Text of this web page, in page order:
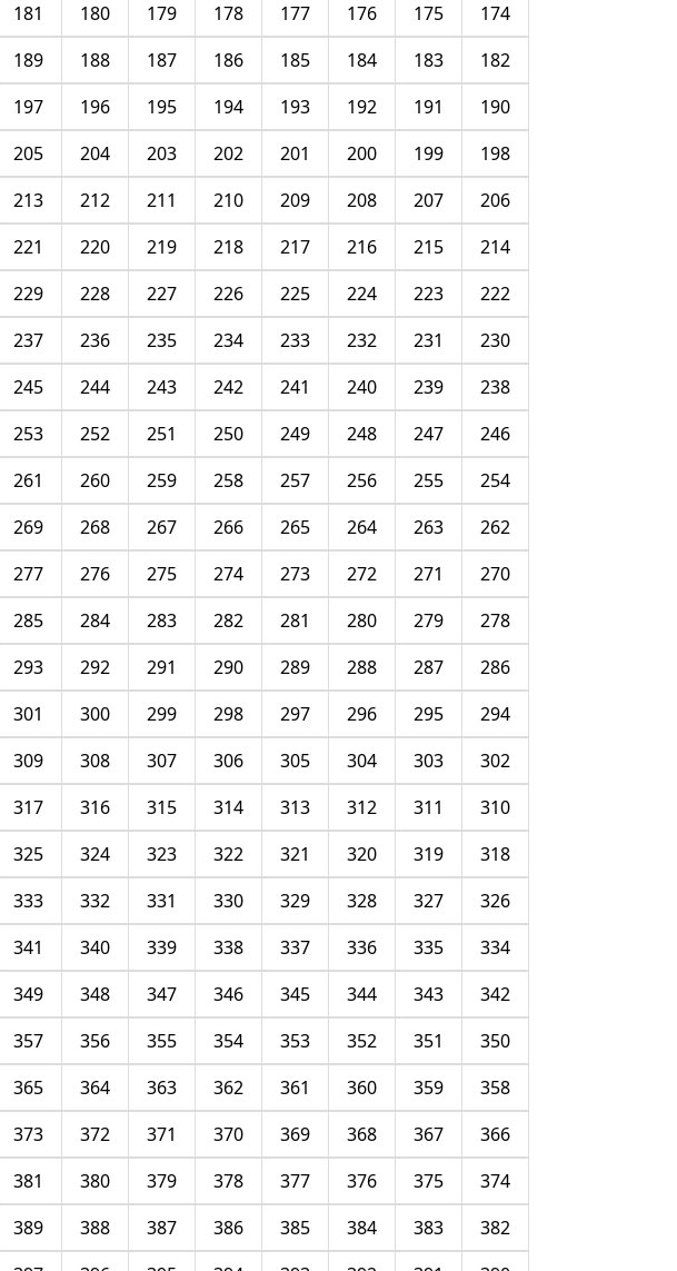
174
175
176
177
178
179
180
181
182
183
184
185
186
187
188
189
190
191
192
193
194
195
196
197
198
199
200
201
202
203
204
205
206
207
208
209
210
211
212
213
214
215
216
217
218
219
220
221
222
223
224
225
226
227
228
229
230
231
232
233
234
235
236
237
238
239
240
241
242
243
244
245
246
247
248
249
250
251
252
253
254
255
256
257
258
259
260
261
262
263
264
265
266
267
268
269
270
271
272
273
274
275
276
277
278
279
280
281
282
283
284
285
286
287
288
289
290
291
292
293
294
295
296
297
298
299
300
301
302
303
304
305
306
307
308
309
310
311
312
313
314
315
316
317
318
319
320
321
322
323
324
325
326
327
328
329
330
331
332
333
334
335
336
337
338
339
340
341
342
343
344
345
346
347
348
349
350
351
352
353
354
355
356
357
358
359
360
361
362
363
364
365
366
367
368
369
370
371
372
373
374
375
376
377
378
379
380
381
382
383
384
385
386
387
388
389